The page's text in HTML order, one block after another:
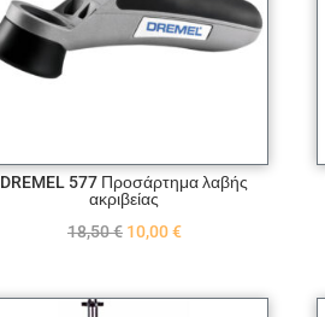
DREMEL 577 Προσάρτημα λαβής
ακριβείας
18,50€ Original
was:
10,00€Η
τιμή